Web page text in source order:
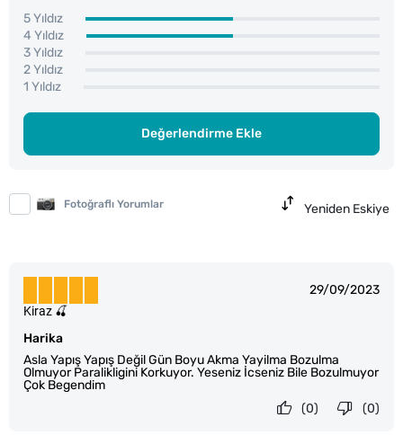
5 Yıldız
4 Yıldız
3 Yıldız
2 Yıldız
1 Yıldız
Değerlendirme Ekle
Fotoğraflı Yorumlar Yeniden Eskiye
29/09/2023
Harika
Asla Yapış Yapış Değil Gün Boyu Akma Yayilma Bozulma
Olmuyor Paralikligini Korkuyor. Yeseniz İcseniz Bile Bozulmuyor
Çok Begendim
Kiraz 🍒
(0)
(0)